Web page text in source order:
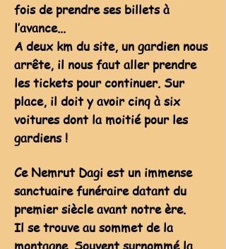
fois de prendre ses billets à
l’avance...
A deux km du site, un gardien nous
arrête, il nous faut aller prendre
les tickets pour continuer. Sur
place, il doit y avoir cinq à six
voitures dont la moitié pour les
gardiens !
Ce Nemrut Dagi est un immense
sanctuaire funéraire datant du
premier siècle avant notre ère.
Il se trouve au sommet de la
montagne. Souvent surnommé la